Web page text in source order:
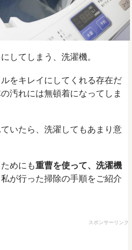
してしまう、洗濯機。
をキレイにしてくれる存在だ
汚れには無頓着になってしま
いたら、洗濯してもあまり意
めにも重曹を使って、洗濯機
が行った掃除の手順をご紹介
スポンサーリンク